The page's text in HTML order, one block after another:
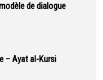
de dialogue
– Ayat al-Kursi